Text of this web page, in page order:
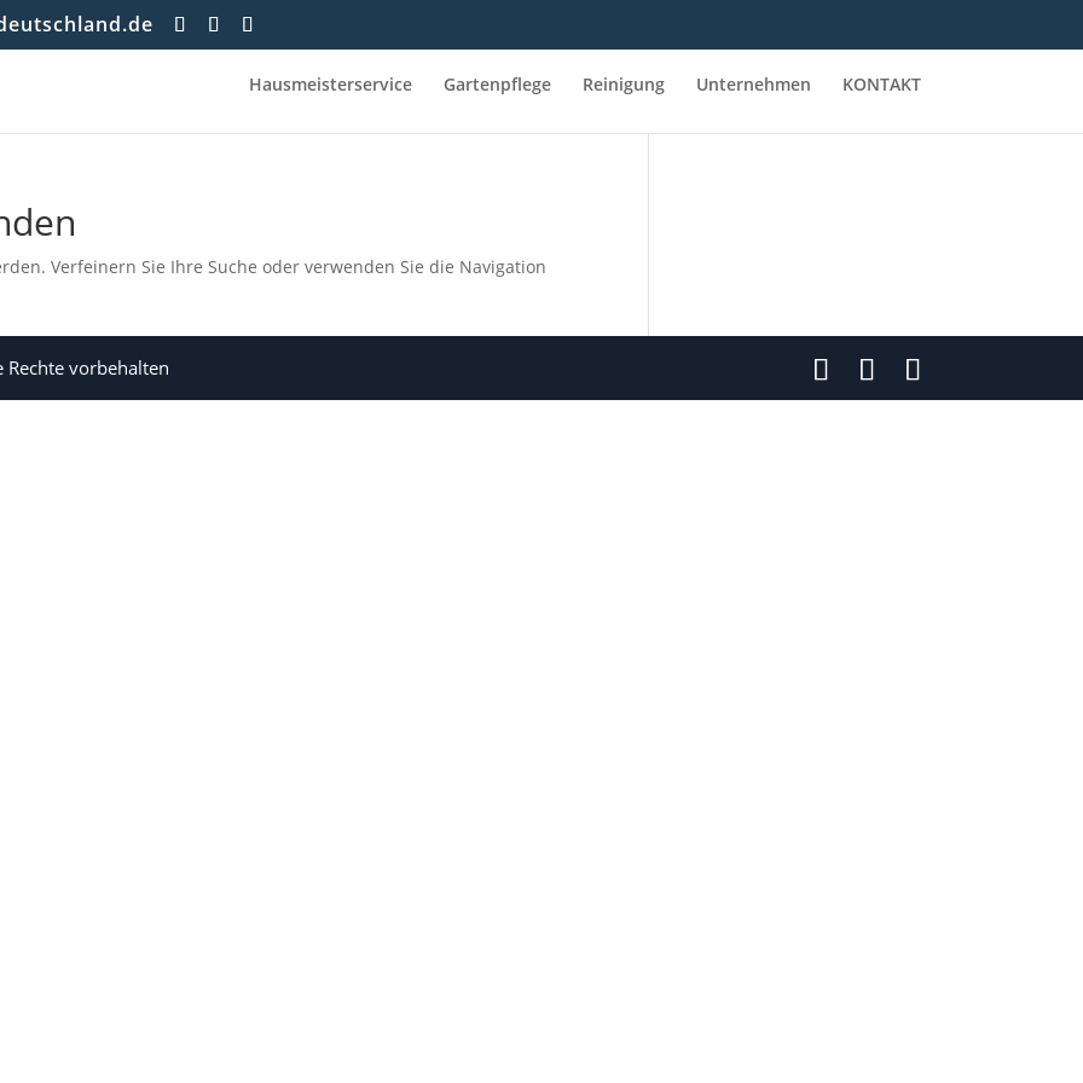
Hausmeisterservice Gartenpflege Reinigung Unternehmen KONTAKT
Verfeinern Sie Ihre Suche oder verwenden Sie die Navigation
vorbehalten